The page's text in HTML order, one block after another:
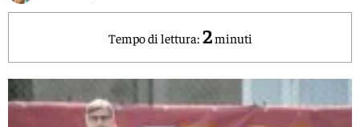
Tempo di lettura: 2minuti